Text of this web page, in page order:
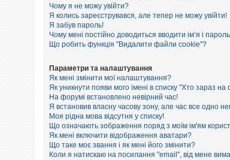
Чому я не можу увійти?
Я колись зареєструвався, але тепер не можу увійти!
Я забув пароль!
Чому мені постійно доводиться вводити ім’я і
Що робить функція "Видалити файли cookie"?
Параметри та налаштування
Як мені змінити мої налаштування?
Як уникнути появи мого імені в списку "Хто зараз на
На форумі встановлено невірний час!
Я встановив власну часову зону, але час все одно
Моя рідна мова відсутня у списку!
Що означають зображення поряд з моїм ім'ям
Як мені включити відображення аватари?
Що таке моє звання і як мені його змінити?
Коли я натискаю на посилання "email", від мене